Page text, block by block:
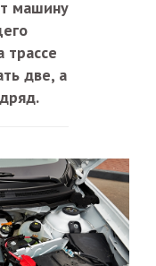
машину
трассе
две, а